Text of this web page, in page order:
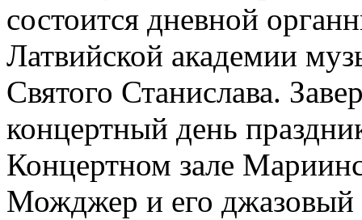
состоится дневной
Латвийской академии
Святого Станислава.
концертный день
Концертном зале
Можджер и его джазовый